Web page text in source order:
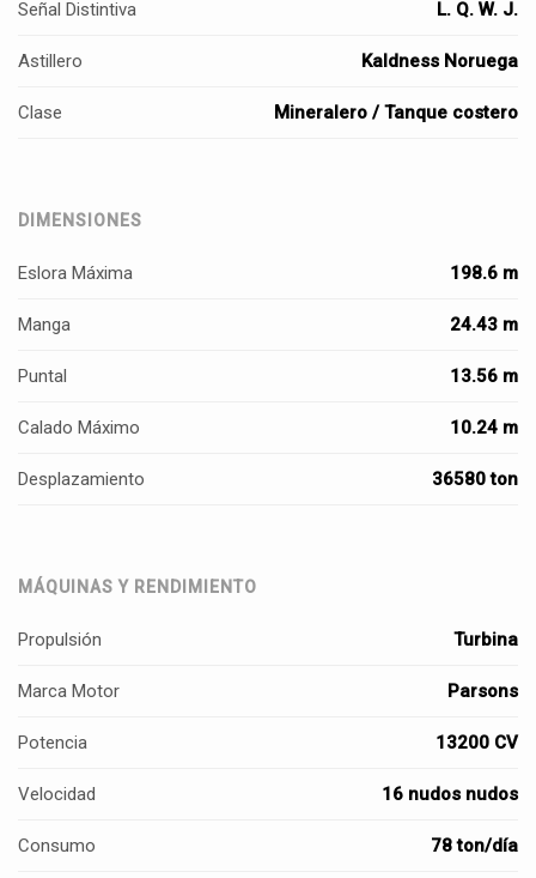
Señal Distintiva L. Q. W. J.
Astillero Kaldness Noruega
Clase Mineralero / Tanque costero
DIMENSIONES
Eslora Máxima 198.6 m
Manga 24.43 m
Puntal 13.56 m
Calado Máximo 10.24 m
Desplazamiento 36580 ton
MÁQUINAS Y RENDIMIENTO
Propulsión Turbina
Marca Motor Parsons
Potencia 13200 CV
Velocidad 16 nudos nudos
Consumo 78 ton/día